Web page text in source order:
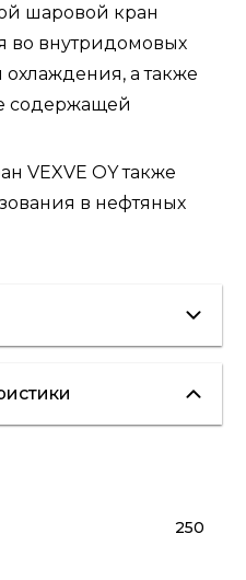
шаровой кран
во внутридомовых
охлаждения, а также
содержащей
VEXVE OY также
в нефтяных
отопление
250